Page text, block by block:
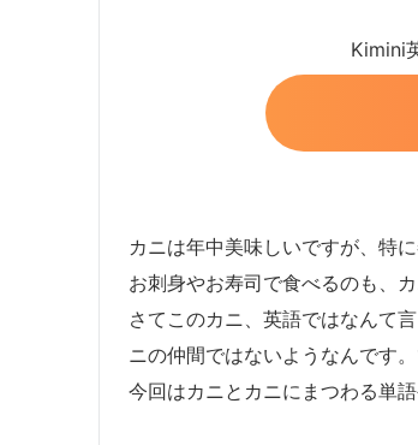
Kimini
カニは年中美味しいですが、特
お刺身やお寿司で食べるのも、
さてこのカニ、英語ではなんて
ニの仲間ではないようなんです
今回はカニとカニにまつわる単